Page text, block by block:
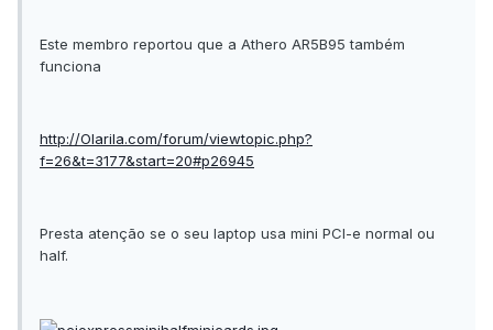
Este membro reportou que a Athero AR5B95 também
funciona
http://Olarila.com/forum/viewtopic.php?
f=26&t=3177&start=20#p26945
Presta atenção se o seu laptop usa mini PCI-e normal ou
half.